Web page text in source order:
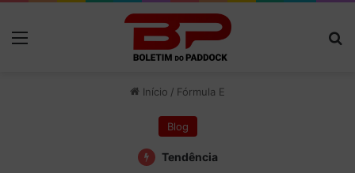
Início / Fórmula E
Blog
Tendência